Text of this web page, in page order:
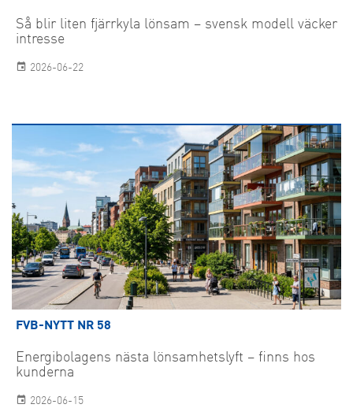
Så blir liten fjärrkyla lönsam – svensk modell väcker
intresse
2026-06-22
FVB-NYTT NR 58
Energibolagens nästa lönsamhetslyft – finns hos
kunderna
2026-06-15